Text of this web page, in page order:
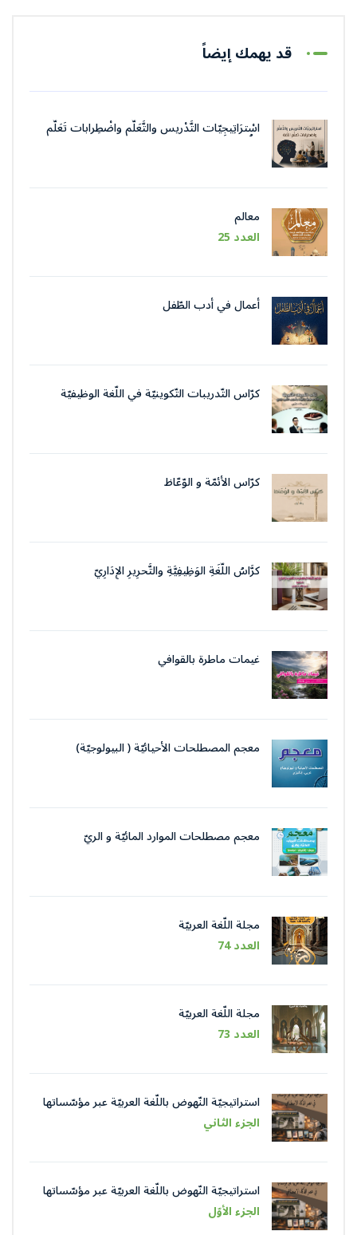
قد يهمك إيضاً
اسْترَاتِيجِيّات التَّدْريس والتَّعَلُّم واضْطِرابات تَعَلُّم
اللُّغة
معالم
العدد 25
أعمال في أدب الطّفل
كرّاس التّدريبات التّكوينيّة في اللّغة الوظيفيّة
بتقنيات وأسلوب التّحرير الإداريّ
كرّاس الأئمّة و الوّعّاظ
كرَّاسُ اللُّغَةِ الوَظِيفِيَّةِ والتَّحرِيرِ الإِدَارِيّ
غيمات ماطرة بالقوافي
معجم المصطلحات الأحيائيّة ( البيولوجيّة)
معجم مصطلحات الموارد المائيّة و الريّ
مجلة اللّغة العربيّة
العدد 74
مجلة اللّغة العربيّة
العدد 73
استراتيجيّة النّهوض باللّغة العربيّة عبر مؤسّساتها
في عصر الذّكاء الاصطناعيّ
الجزء الثاني
استراتيجيّة النّهوض باللّغة العربيّة عبر مؤسّساتها
في عصر الذّكاء الاصطناعيّ
الجزء الأوّل